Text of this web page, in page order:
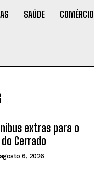
SAÚDE COMÉRCIO
extras para o
Cerrado
agosto 6, 2026